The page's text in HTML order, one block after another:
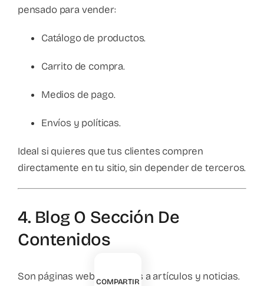
pensado para vender:
Catálogo de productos.
Carrito de compra.
Medios de pago.
Envíos y políticas.
Ideal si quieres que tus clientes compren
directamente en tu sitio, sin depender de terceros.
4. Blog O Sección De
Contenidos
Son páginas web dedicadas a artículos y noticias.
COMPARTIR